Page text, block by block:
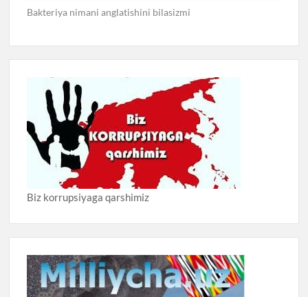
Bakteriya nimani anglatishini bilasizmi
Biz korrupsiyaga qarshimiz